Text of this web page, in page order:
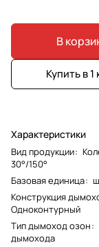
В
Купить в 1
Характеристики
Вид продукции:
30°/150°
Базовая единица:
Конструкция
Одноконтурный
Тип дымоход озон:
дымохода